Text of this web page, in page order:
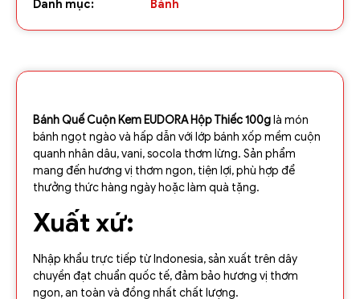
Danh mục: Bánh
Bánh Quế Cuộn Kem EUDORA Hộp Thiếc 100g là món
bánh ngọt ngào và hấp dẫn với lớp bánh xốp mềm cuộn
quanh nhân dâu, vani, socola thơm lừng. Sản phẩm
mang đến hương vị thơm ngon, tiện lợi, phù hợp để
thưởng thức hàng ngày hoặc làm quà tặng.
Xuất xứ:
Nhập khẩu trực tiếp từ Indonesia, sản xuất trên dây
chuyền đạt chuẩn quốc tế, đảm bảo hương vị thơm
ngon, an toàn và đồng nhất chất lượng.